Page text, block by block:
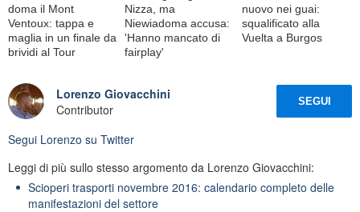
doma il Mont
Ventoux: tappa e
maglia in un finale da
brividi al Tour
Nizza, ma
Niewiadoma accusa:
'Hanno mancato di
fairplay'
nuovo nei guai:
squalificato alla
Vuelta a Burgos
Lorenzo Giovacchini
Contributor
SEGUI
Segui Lorenzo su Twitter
Leggi di più sullo stesso argomento da Lorenzo Giovacchini:
Scioperi trasporti novembre 2016: calendario completo delle
manifestazioni del settore